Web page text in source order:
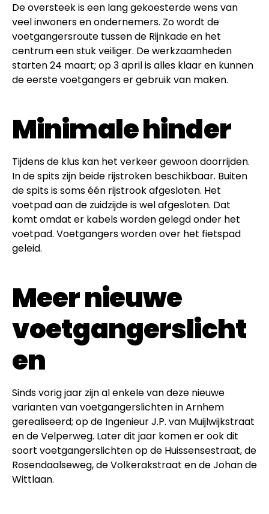
De oversteek is een lang gekoesterde wens van
veel inwoners en ondernemers. Zo wordt de
voetgangersroute tussen de Rijnkade en het
centrum een stuk veiliger. De werkzaamheden
starten 24 maart; op 3 april is alles klaar en kunnen
de eerste voetgangers er gebruik van maken.
Minimale hinder
Tijdens de klus kan het verkeer gewoon doorrijden.
In de spits zijn beide rijstroken beschikbaar. Buiten
de spits is soms één rijstrook afgesloten. Het
voetpad aan de zuidzijde is wel afgesloten. Dat
komt omdat er kabels worden gelegd onder het
voetpad. Voetgangers worden over het fietspad
geleid.
Meer nieuwe
voetgangerslicht
en
Sinds vorig jaar zijn al enkele van deze nieuwe
varianten van voetgangerslichten in Arnhem
gerealiseerd; op de Ingenieur J.P. van Muijlwijkstraat
en de Velperweg. Later dit jaar komen er ook dit
soort voetgangerslichten op de Huissensestraat, de
Rosendaalseweg, de Volkerakstraat en de Johan de
Wittlaan.